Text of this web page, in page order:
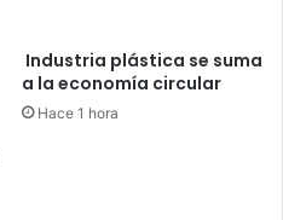
Industria plástica se suma
a la economía circular
Hace 1 hora